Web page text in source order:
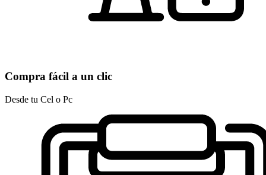
Compra fácil a un clic
Desde tu Cel o Pc